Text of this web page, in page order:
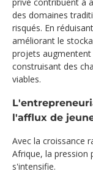
des domaines
risqués. En
améliorant le
projets augmentent
construisant des
viables.
l'afflux de
Avec la croissance
Afrique, la pression
s'intensifie.